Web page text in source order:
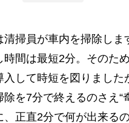
清掃員が車内を掃除しま
間は最短2分。そのた
入して時短を図りました
を7分で終えるのさえ“
、正直2分で何が出来る